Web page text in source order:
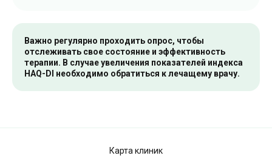
Важно регулярно проходить опрос, чтобы
отслеживать свое состояние и эффективность
терапии. В случае увеличения показателей индекса
HAQ-DI необходимо обратиться к лечащему врачу.
Карта клиник